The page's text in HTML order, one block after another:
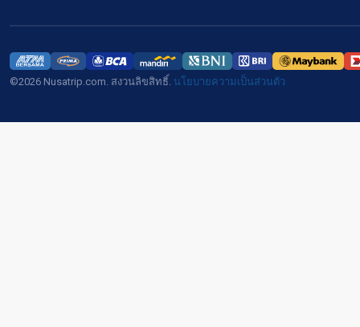
©2026 Nusatrip.com. สงวนลิขสิทธิ์. นโยบายความเป็นส่วนตัว